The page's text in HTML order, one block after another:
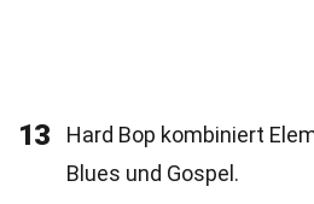
13
Hard Bop kombiniert
Blues und Gospel.